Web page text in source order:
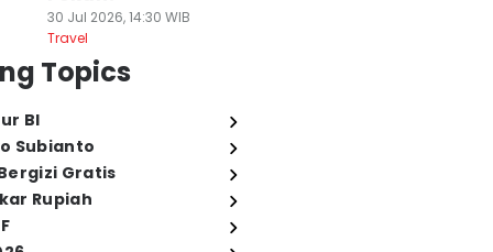
30 Jul 2026, 14:30 WIB
Travel
Topics
BI
Subianto
Gratis
Rupiah